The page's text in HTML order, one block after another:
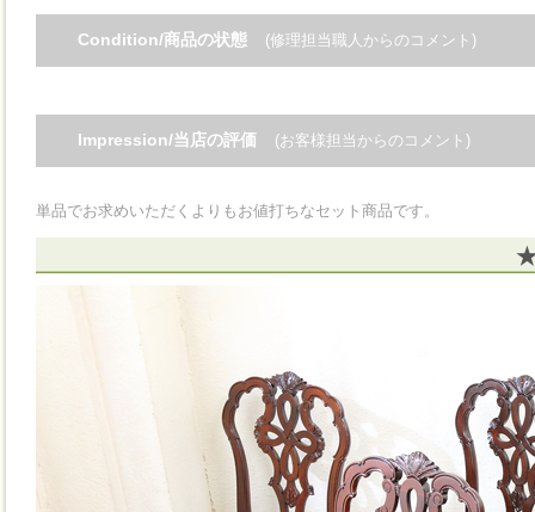
Condition/商品の状態 (修理担当職人からのコメント)
Impression/当店の評価 (お客様担当からのコメント)
単品でお求めいただくよりもお値打ちなセット商品です。